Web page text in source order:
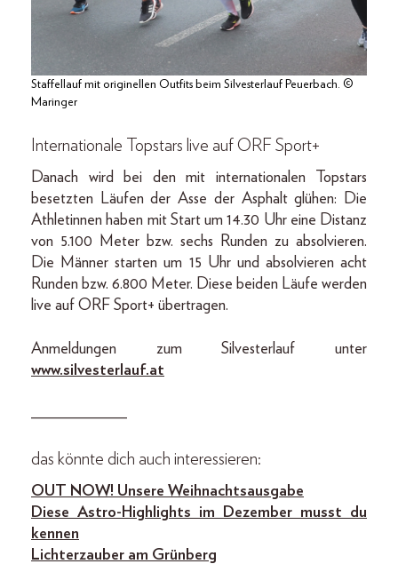
Staffellauf mit originellen Outfits beim Silvesterlauf Peuerbach. ©
Maringer
Internationale Topstars live auf ORF Sport+
Danach wird bei den mit internationalen Topstars
besetzten Läufen der Asse der Asphalt glühen: Die
Athletinnen haben mit Start um 14.30 Uhr eine Distanz
von 5.100 Meter bzw. sechs Runden zu absolvieren.
Die Männer starten um 15 Uhr und absolvieren acht
Runden bzw. 6.800 Meter. Diese beiden Läufe werden
live auf ORF Sport+ übertragen.
Anmeldungen zum Silvesterlauf unter
www.silvesterlauf.at
____________
das könnte dich auch interessieren:
OUT NOW! Unsere Weihnachtsausgabe
Diese Astro-Highlights im Dezember musst du
kennen
Lichterzauber am Grünberg